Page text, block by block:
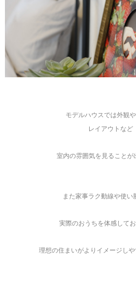
モデルハウスでは外観
レイアウトなど
室内の雰囲気を見ることが
また家事ラク動線や使い
実際のおうちを体感して
理想の住まいがよりイメージし